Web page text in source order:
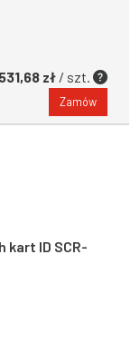
531,68 zł / szt.
Zamów
ID SCR-